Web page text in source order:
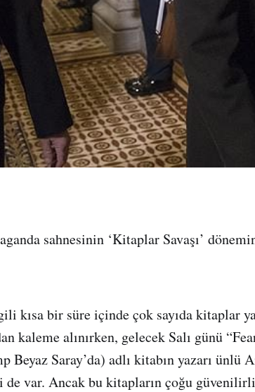
sahnesinin ‘Kitaplar Savaşı’
kısa bir süre içinde çok sayıda kitaplar
kaleme alınırken, gelecek Salı günü
Saray’da) adlı kitabın yazarı ünlü
var. Ancak bu kitapların çoğu